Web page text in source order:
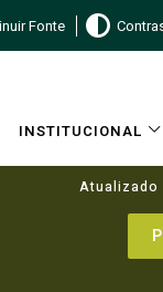
Fonte
INSTITUCIONAL
Atualizado